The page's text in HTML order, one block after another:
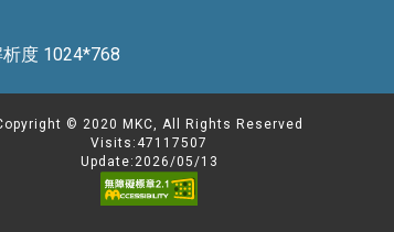
度 1024*768
© 2020 MKC, All Rights Reserved
Visits:47117507
Update:2026/05/13